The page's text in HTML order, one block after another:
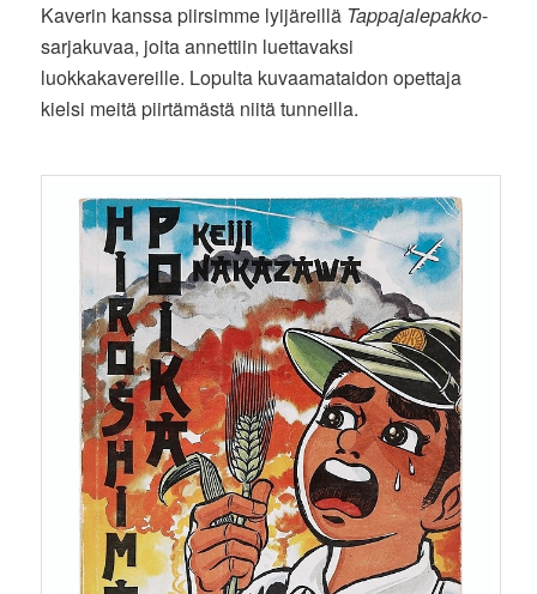
Kaverin kanssa piirsimme lyijäreillä Tappajalepakko-
sarjakuvaa, joita annettiin luettavaksi
luokkakavereille. Lopulta kuvaamataidon opettaja
kielsi meitä piirtämästä niitä tunneilla.